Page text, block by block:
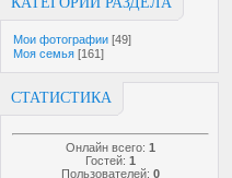
Мои фотографии [49]
Моя семья [161]
СТАТИСТИКА
Онлайн всего: 1
Гостей: 1
Пользователей: 0